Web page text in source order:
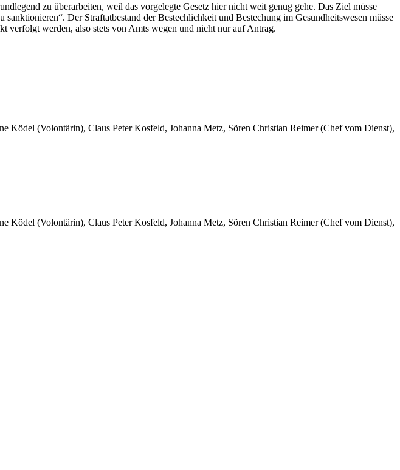
zu überarbeiten, weil das vorgelegte Gesetz hier nicht weit genug gehe. Das Ziel müsse
Der Straftatbestand der Bestechlichkeit und Bestechung im Gesundheitswesen müsse
verfolgt werden, also stets von Amts wegen und nicht nur auf Antrag.
Ködel (Volontärin), Claus Peter Kosfeld, Johanna Metz, Sören Christian Reimer (Chef vom Dienst),
Ködel (Volontärin), Claus Peter Kosfeld, Johanna Metz, Sören Christian Reimer (Chef vom Dienst),